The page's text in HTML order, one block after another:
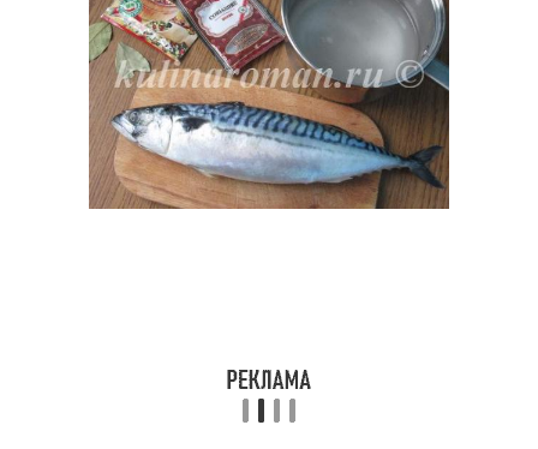
Пряная засолка
Скумбрия в домашних
условиях